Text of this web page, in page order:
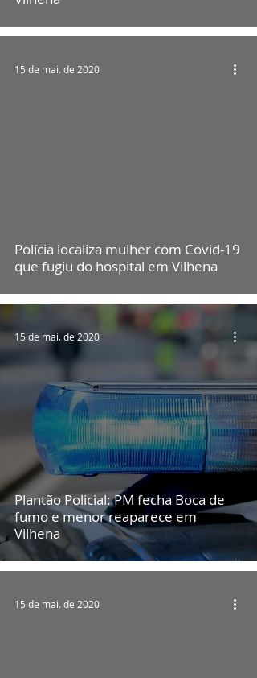
Polícia localiza mulher com Covid-19
que fugiu do hospital em Vilhena
15 de mai. de 2020
Plantão Policial: PM fecha Boca de
fumo e menor reaparece em
Vilhena
15 de mai. de 2020
15 de mai. de 2020